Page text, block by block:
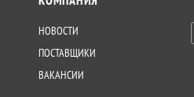
НОВОСТИ
ПОСТАВЩИКИ
ВАКАНСИИ